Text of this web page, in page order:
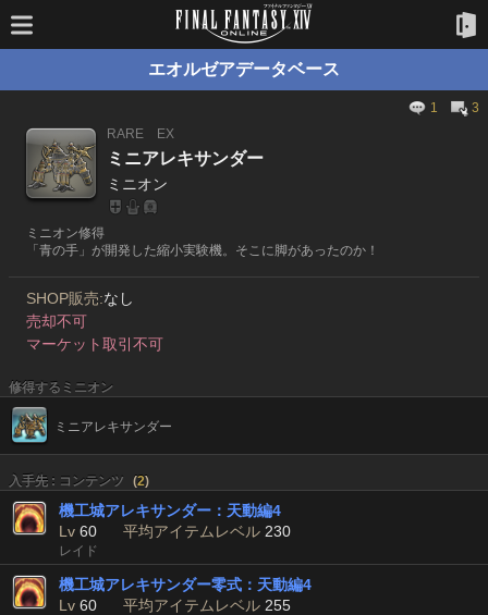
エオルゼアデータベース
1
3
RARE
EX
ミニアレキサンダー
ミニオン
ミニオン修得
「青の手」が開発した縮小実験機。そこに脚があったのか！
SHOP販売:なし
売却不可
マーケット取引不可
修得するミニオン
ミニアレキサンダー
入手先 : コンテンツ (2)
機工城アレキサンダー：天動編4
Lv 60 平均アイテムレベル 230
レイド
機工城アレキサンダー零式：天動編4
Lv 60 平均アイテムレベル 255